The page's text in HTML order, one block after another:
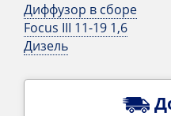
Диффузор в сборе
Focus III 11-19 1,6
Дизель